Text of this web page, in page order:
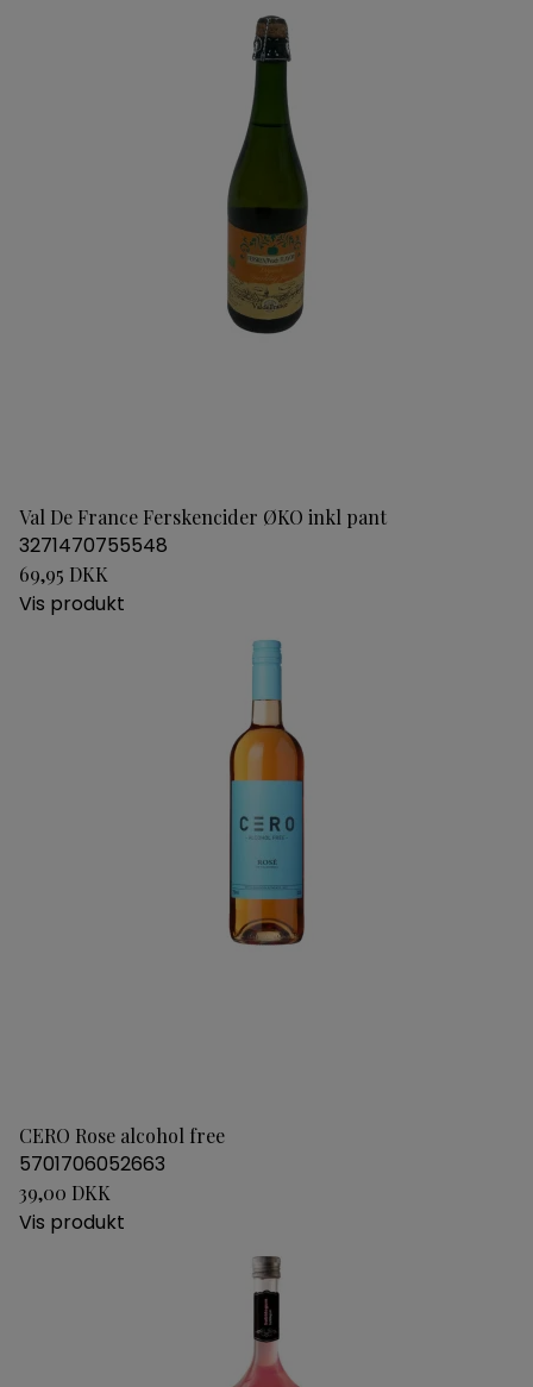
Val De France Ferskencider ØKO inkl pant
3271470755548
69,95 DKK
Vis produkt
CERO Rose alcohol free
5701706052663
39,00 DKK
Vis produkt